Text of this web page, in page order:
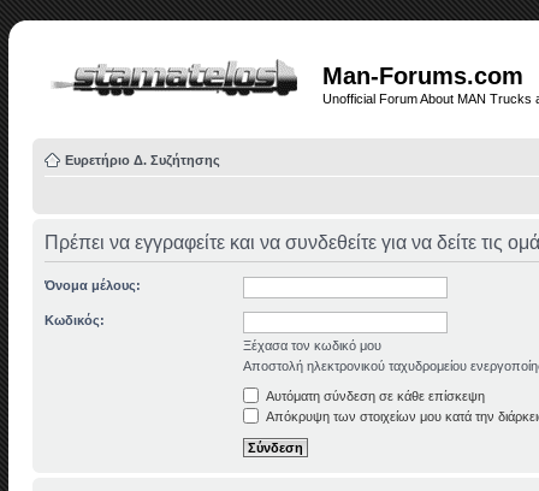
Man-Forums.com
Unofficial Forum About MAN Trucks
Ευρετήριο Δ. Συζήτησης
Πρέπει να εγγραφείτε και να συνδεθείτε για να δείτε τις
Όνομα μέλους:
Κωδικός:
Ξέχασα τον κωδικό μου
Αποστολή ηλεκτρονικού ταχυδρομείου
Αυτόματη σύνδεση σε κάθε επίσκεψη
Απόκρυψη των στοιχείων μου κατά την